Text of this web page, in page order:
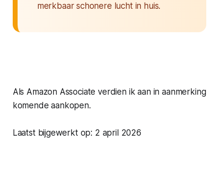
merkbaar schonere lucht in huis.
Als Amazon Associate verdien ik aan in aanmerking
komende aankopen.
Laatst bijgewerkt op: 2 april 2026